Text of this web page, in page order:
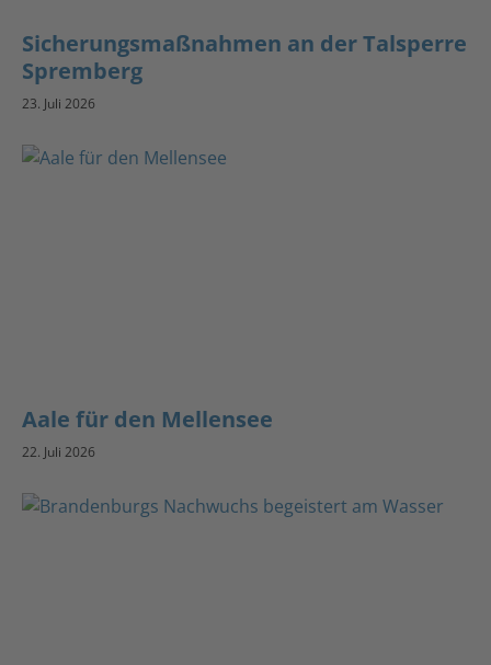
Sicherungsmaßnahmen an der Talsperre
Spremberg
23. Juli 2026
Aale für den Mellensee
22. Juli 2026